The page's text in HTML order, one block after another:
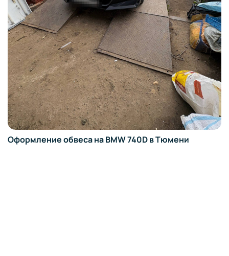
Оформление обвеса на BMW 740D в Тюмени